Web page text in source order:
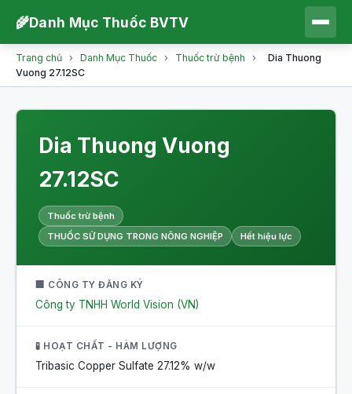
🌾Danh Mục Thuốc BVTV
Trang chủ › Danh Mục Thuốc › Thuốc trừ bệnh ›
Dia Thuong
Vuong 27.12SC
Dia Thuong Vuong
27.12SC
Thuốc trừ bệnh
THUỐC SỬ DỤNG TRONG NÔNG NGHIỆP
Hết hiệu lực
🏢 CÔNG TY ĐĂNG KÝ
Công ty TNHH World Vision (VN)
🧪 HOẠT CHẤT - HÀM LƯỢNG
Tribasic Copper Sulfate 27.12% w/w